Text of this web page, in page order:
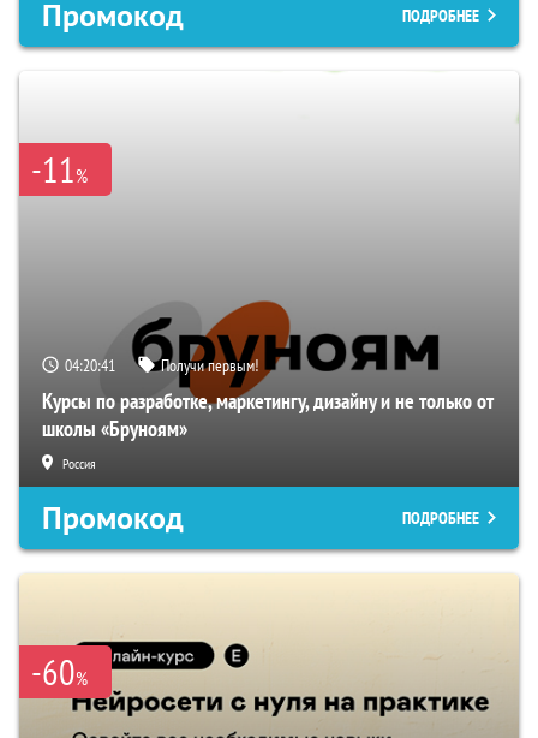
Промокод ПОДРОБНЕЕ
-11%
04:20:40 Получи первым!
Курсы по разработке, маркетингу, дизайну и не только от
школы «Бруноям»
Россия
Промокод ПОДРОБНЕЕ
-60%